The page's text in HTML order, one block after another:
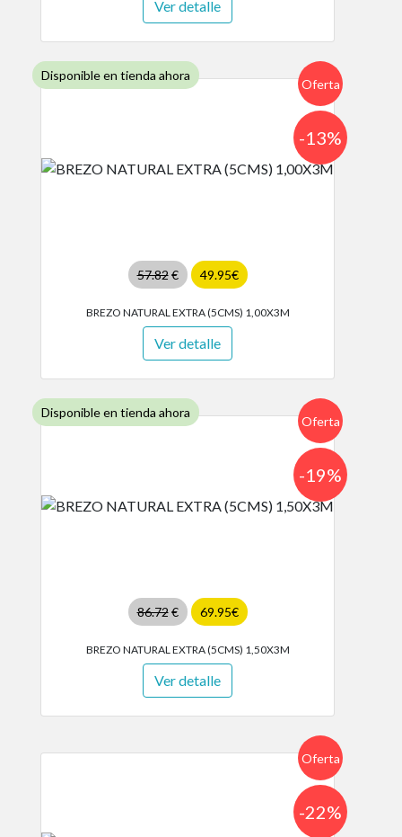
Ver detalle
Disponible en tienda ahora
Oferta
57.82€ 49.95€
-13%
BREZO NATURAL EXTRA (5CMS) 1,00X3M
Ver detalle
Disponible en tienda ahora
Oferta
86.72€ 69.95€
-19%
BREZO NATURAL EXTRA (5CMS) 1,50X3M
Ver detalle
Oferta
-22%